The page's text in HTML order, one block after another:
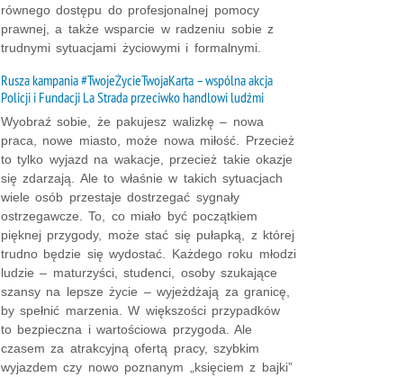
równego dostępu do profesjonalnej pomocy
prawnej, a także wsparcie w radzeniu sobie z
trudnymi sytuacjami życiowymi i formalnymi.
Rusza kampania #TwojeŻycieTwojaKarta – wspólna akcja
Policji i Fundacji La Strada przeciwko handlowi ludźmi
Wyobraź sobie, że pakujesz walizkę – nowa
praca, nowe miasto, może nowa miłość. Przecież
to tylko wyjazd na wakacje, przecież takie okazje
się zdarzają. Ale to właśnie w takich sytuacjach
wiele osób przestaje dostrzegać sygnały
ostrzegawcze. To, co miało być początkiem
pięknej przygody, może stać się pułapką, z której
trudno będzie się wydostać. Każdego roku młodzi
ludzie – maturzyści, studenci, osoby szukające
szansy na lepsze życie – wyjeżdżają za granicę,
by spełnić marzenia. W większości przypadków
to bezpieczna i wartościowa przygoda. Ale
czasem za atrakcyjną ofertą pracy, szybkim
wyjazdem czy nowo poznanym „księciem z bajki”